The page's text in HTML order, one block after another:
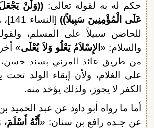
حكم له به لقوله تعالى: ((وَلَنْ يَجْعَلَ
عَلَى الْمُؤْمِنِينَ سَبِيلاً))
للحاضن سبيلاً على المسلم،
والسلام: « الإِسْلاَمُ يَعْلُو وَلاَ يُعْلَى»
من طريق عائذ المزني بسند حسن،
على الغلام، ولأن إبقاء الولد تحت
الكفر لا يجوز، ولذلك يؤخذ منه.
أما ما رواه أبو داود عن عبد الحميد
عن جـده رافع بن سنان: «أَنَّهُ أَسْلَمَ،